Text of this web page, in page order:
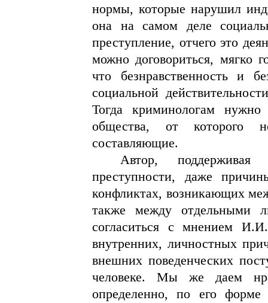
нормы, которые нарушил
она на самом деле
преступление, отчего это
можно договориться, мягко
что безнравственность и
социальной
Тогда криминологам нужно
общества, от которого
составляющие.
Автор, поддерживая
преступности, даже
конфликтах, возникающих
также между отдельными
согласиться с мнением
внутренних, личностных
внешних поведенческих
человеке. Мы же даем
определенно, по его